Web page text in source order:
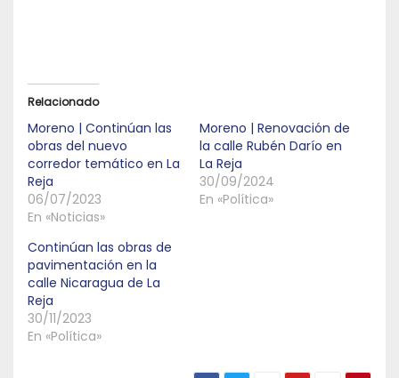
Relacionado
Moreno | Continúan las
obras del nuevo
corredor temático en La
Reja
06/07/2023
En «Noticias»
Moreno | Renovación de
la calle Rubén Darío en
La Reja
30/09/2024
En «Política»
Continúan las obras de
pavimentación en la
calle Nicaragua de La
Reja
30/11/2023
En «Política»